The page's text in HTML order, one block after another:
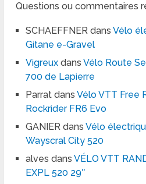
Questions ou commentaires
SCHAEFFNER dansVélo
Gitane e-Gravel
Vigreux dansVélo Route
700 de Lapierre
Parrat dansVélo VTT Free
Rockrider FR6 Evo
GANIER dansVélo
Wayscral City 520
alves dansVÉLO VTT
EXPL 520 29″